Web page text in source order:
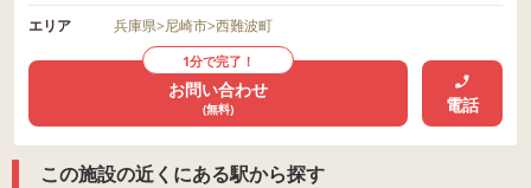
エリア 兵庫県>尼崎市>西難波町
1分で完了！
お問い合わせ
(無料) 電話
この施設の近くにある駅から探す